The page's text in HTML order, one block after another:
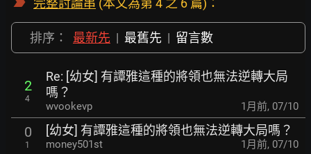
完整討論串 (本文為第 4 之 6 篇)：
排序： 最新先 | 最舊先 | 留言數
2
4
Re: [幼女] 有譚雅這種的將領也無法逆轉大局
嗎？
wvookevp 1月前, 07/10
0
1
[幼女] 有譚雅這種的將領也無法逆轉大局嗎？
money501st 1月前, 07/10